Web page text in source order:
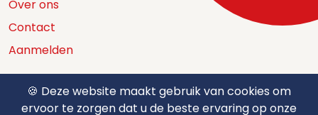
Over ons
Contact
Aanmelden
🍪 Deze website maakt gebruik van cookies om
ervoor te zorgen dat u de beste ervaring op onze